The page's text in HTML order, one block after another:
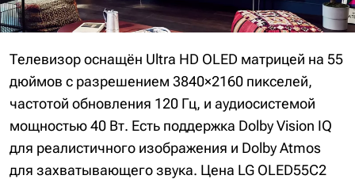
Телевизор оснащён Ultra HD OLED матрицей на 55
дюймов с разрешением 3840×2160 пикселей,
частотой обновления 120 Гц, и аудиосистемой
мощностью 40 Вт. Есть поддержка Dolby Vision IQ
для реалистичного изображения и Dolby Atmos
для захватывающего звука. Цена LG OLED55C2